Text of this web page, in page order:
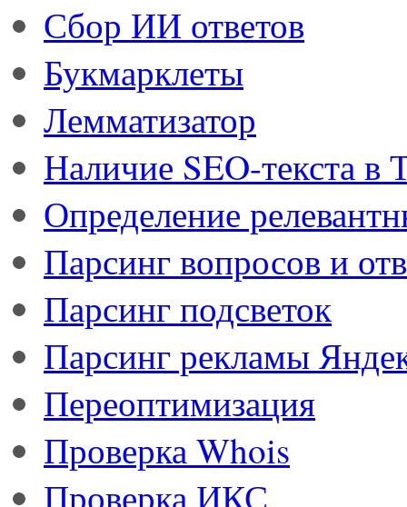
Сбор ИИ ответов
Букмарклеты
Лемматизатор
Наличие SEO-текста
Определение
Парсинг вопросов и
Парсинг подсветок
Парсинг рекламы
Переоптимизация
Проверка Whois
Проверка ИКС